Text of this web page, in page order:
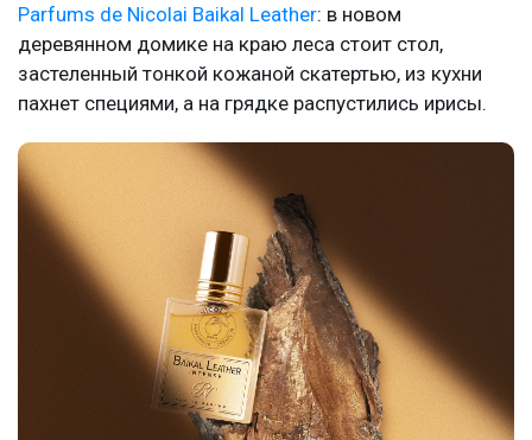
Parfums de Nicolai Baikal Leather: в новом
деревянном домике на краю леса стоит стол,
застеленный тонкой кожаной скатертью, из кухни
пахнет специями, а на грядке распустились ирисы.